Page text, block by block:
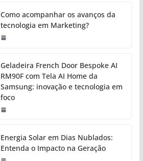
Como acompanhar os avanços da
tecnologia em Marketing?
Geladeira French Door Bespoke AI
RM90F com Tela AI Home da
Samsung: inovação e tecnologia em
foco
Energia Solar em Dias Nublados:
Entenda o Impacto na Geração